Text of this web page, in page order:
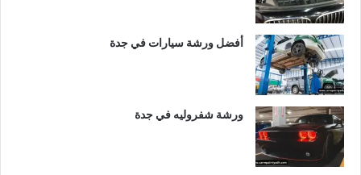
أفضل ورشة سيارات في جدة
ورشة شفروليه في جدة